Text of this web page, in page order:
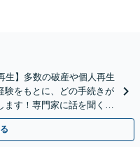
生】多数の破産や個人再生
験をもとに、どの手続きが
ます！専門家に話を聞くこ
徒歩1分】